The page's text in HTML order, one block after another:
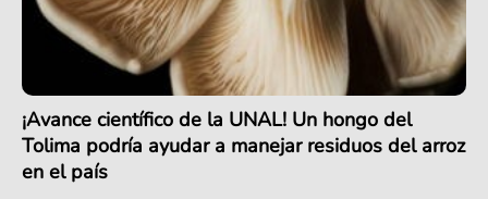
¡Avance científico de la UNAL! Un hongo del
Tolima podría ayudar a manejar residuos del arroz
en el país